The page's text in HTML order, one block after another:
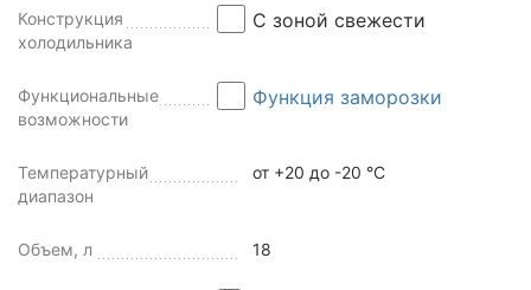
Конструкция
холодильника
С зоной свежести
Функциональные
возможности
Функция заморозки
Температурный
диапазон
от +20 до -20 °C
Объем, л 18